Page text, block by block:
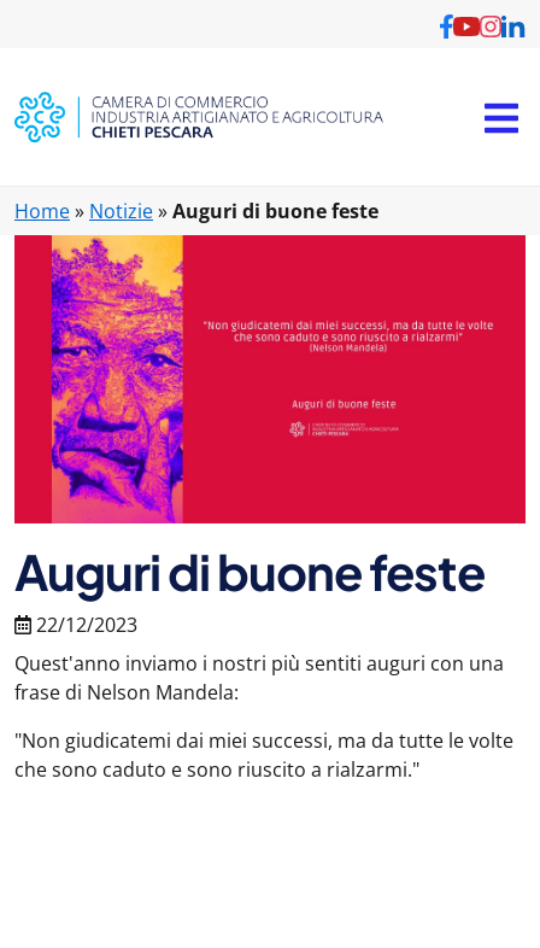
Home» Notizie»Auguri di buone feste
Auguri di buone feste
22/12/2023
Quest'anno inviamo i nostri più sentiti auguri con una
frase di Nelson Mandela:
"Non giudicatemi dai miei successi, ma da tutte le volte
che sono caduto e sono riuscito a rialzarmi."